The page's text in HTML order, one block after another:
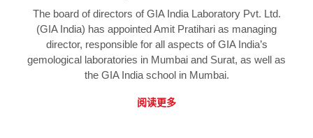
The board of directors of GIA India Laboratory Pvt. Ltd.
(GIA India) has appointed Amit Pratihari as managing
director, responsible for all aspects of GIA India’s
gemological laboratories in Mumbai and Surat, as well as
the GIA India school in Mumbai.
阅读更多